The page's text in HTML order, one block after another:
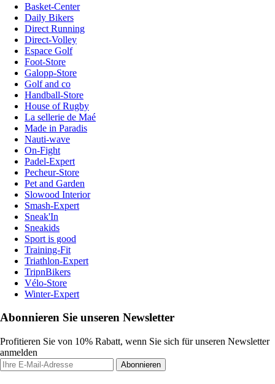
Basket-Center
Daily Bikers
Direct Running
Direct-Volley
Espace Golf
Foot-Store
Galopp-Store
Golf and co
Handball-Store
House of Rugby
La sellerie de Maé
Made in Paradis
Nauti-wave
On-Fight
Padel-Expert
Pecheur-Store
Pet and Garden
Slowood Interior
Smash-Expert
Sneak'In
Sneakids
Sport is good
Training-Fit
Triathlon-Expert
TripnBikers
Vélo-Store
Winter-Expert
Abonnieren Sie unseren Newsletter
Profitieren Sie von 10% Rabatt, wenn Sie sich für unseren Newsletter
anmelden
Abonnieren